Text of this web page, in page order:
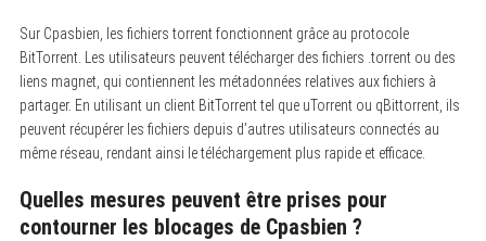
Sur Cpasbien, les fichiers torrent fonctionnent grâce au protocole
BitTorrent. Les utilisateurs peuvent télécharger des fichiers .torrent ou des
liens magnet, qui contiennent les métadonnées relatives aux fichiers à
partager. En utilisant un client BitTorrent tel que uTorrent ou qBittorrent, ils
peuvent récupérer les fichiers depuis d’autres utilisateurs connectés au
même réseau, rendant ainsi le téléchargement plus rapide et efficace.
Quelles mesures peuvent être prises pour
contourner les blocages de Cpasbien ?